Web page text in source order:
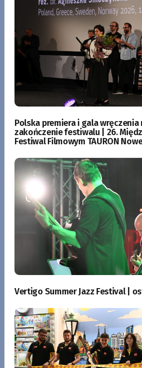
Polska premiera i gala wręczenia
zakończenie festiwalu | 26.
Festiwal Filmowym TAURON
Vertigo Summer Jazz Festival |